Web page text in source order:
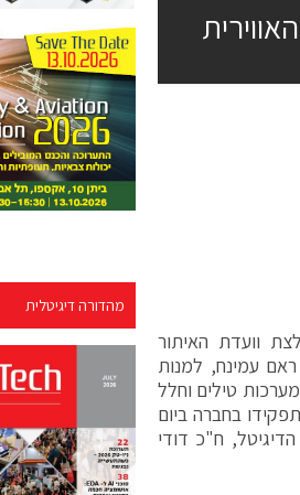
מהדורה דיגיטלית
וועדת האיתור
עמינח, למנות
טילים וחלל
בחברה ביום
הדיגיטל, ח"כ דודי